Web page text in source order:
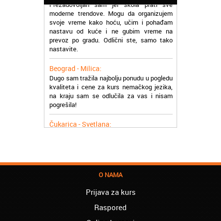
moderne trendove. Mogu da organizujem
svoje vreme kako hoću, učim i pohađam
nastavu od kuće i ne gubim vreme na
prevoz po gradu. Odlični ste, samo tako
nastavite.
Beograd - Milica:
Dugo sam tražila najbolju ponudu u pogledu
kvaliteta i cene za kurs nemačkog jezika,
na kraju sam se odlučila za vas i nisam
pogrešila!
Čukarica - Svetlana:
Počela sam da učim albanski jezik u vašoj
Palilula - Ana:
Uspešno sam završila kurs švedskog
ovog jezika bilo presudno. Hvala Vam puno
Voždovac - Siniša:
O NAMA
Prijava za kurs
Raspored